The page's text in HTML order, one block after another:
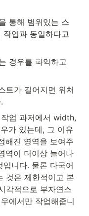
통해 범위있는 스
업과 동일하다고
경우를 파악하고
트가 길어지면 위처
업 과저에서 width,
가 있는데, 그 이유
해진 영역을 보여주
역이 더이상 늘어나
니다. 물론 다국어
것은 제한적이고 본
각적으로 부자연스
에서만 작업해줍니